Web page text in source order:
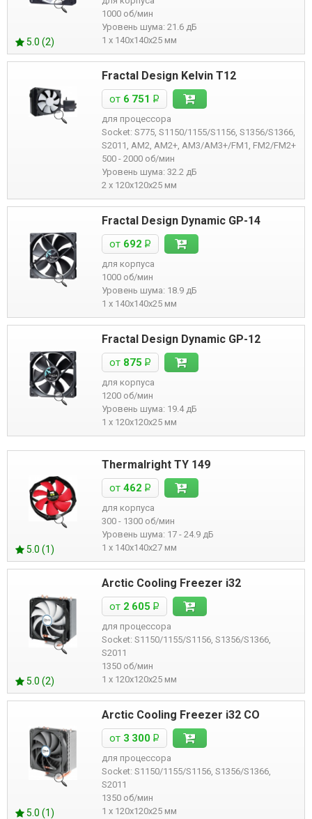
5.0 (2)
1000 об/мин
Уровень шума: 21.6 дБ
1 x 140x140x25 мм
Fractal Design Kelvin T12
от 6 751 Р
для процессора
Socket: S775, S1150/1155/S1156, S1356/S1366,
S2011, AM2, AM2+, AM3/AM3+/FM1, FM2/FM2+
500 - 2000 об/мин
Уровень шума: 32.2 дБ
2 x 120x120x25 мм
Fractal Design Dynamic GP-14
от 692 Р
для корпуса
1000 об/мин
Уровень шума: 18.9 дБ
1 x 140x140x25 мм
Fractal Design Dynamic GP-12
от 875 Р
для корпуса
1200 об/мин
Уровень шума: 19.4 дБ
1 x 120x120x25 мм
Thermalright TY 149
от 462 Р
5.0 (1)
для корпуса
300 - 1300 об/мин
Уровень шума: 17 - 24.9 дБ
1 x 140x140x27 мм
Arctic Cooling Freezer i32
от 2 605 Р
5.0 (2)
для процессора
Socket: S1150/1155/S1156, S1356/S1366,
S2011
1350 об/мин
1 x 120x120x25 мм
Arctic Cooling Freezer i32 CO
от 3 300 Р
5.0 (1)
для процессора
Socket: S1150/1155/S1156, S1356/S1366,
S2011
1350 об/мин
1 x 120x120x25 мм